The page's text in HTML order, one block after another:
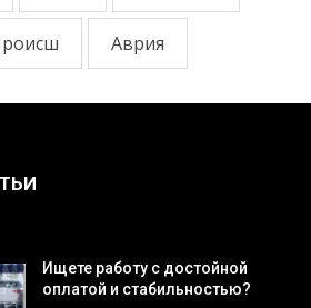
Аврия
Ищете работу с достойной
оплатой и стабильностью?